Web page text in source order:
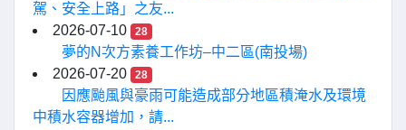
駕、安全上路」之友...
2026-07-10
28
夢的N次方素養工作坊–中二區(南投場)
2026-07-20
28
因應颱風與豪雨可能造成部分地區積淹水及環境
中積水容器增加，請...